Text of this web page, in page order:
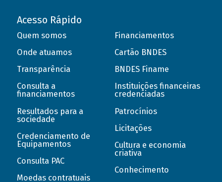
Acesso Rápido
Quem somos
Onde atuamos
Transparência
Consulta a
financiamentos
Resultados para a
sociedade
Credenciamento de
Equipamentos
Consulta PAC
Moedas contratuais
Financiamentos
Cartão BNDES
BNDES Finame
Instituições financeiras
credenciadas
Patrocínios
Licitações
Cultura e economia
criativa
Conhecimento